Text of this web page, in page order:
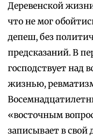
Деревенской
что не мог
депеш, без
предсказаний. В
господствует над
жизнью,
«восточным
записывает в свой